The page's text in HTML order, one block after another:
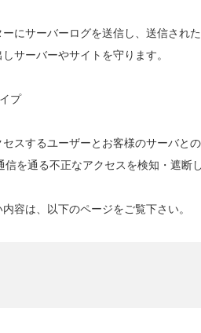
にサーバーログを送信し、送信され
サーバーやサイトを守ります。
プ
スするユーザーとお客様のサーバと
信を通る不正なアクセスを検知・遮断
容は、以下のページをご覧下さい。